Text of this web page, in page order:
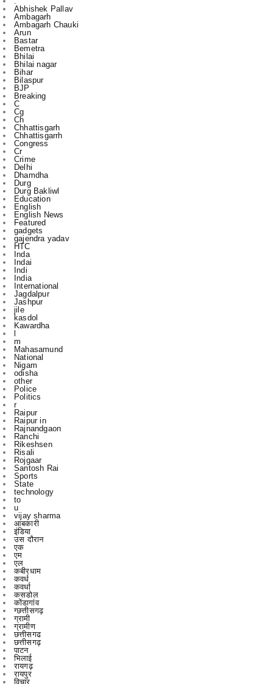
Bastar
Bemetra
Bhilai
Bhilai nagar
Bihar
Bilaspur
BJP
Breaking
C
Cg
Ch
Chhattisgarh
Chhattisgarrh
Congress
Cr
Crime
Delhi
Dhamdha
Durg
Durg Bakliwl
Education
English
English News
Featured
gadgets
gajendra yadav
HTC
Inda
Indai
Indi
India
International
Jagdalpur
Jashpur
jile
kasdol
Kawardha
l
m
Mahasamund
National
Nigam
odisha
other
Police
Politics
r
Raipur
Raipur in
Rajnandgaon
Ranchi
Rikeshsen
Risali
Rojgaar
Santosh Rai
Sports
State
technology
to
u
vijay sharma
आबकारी
इंडिया
उस दौरान
एक
एम
एल
कबीरधाम
कवर्ध
कवर्धा
कसडोल
कोंडागांव
ग्छत्तीसगढ़
ग्रामी
ग्रामीण
छत्तीसगढ
छत्तीसगढ़
पाटन
भिलाई
रायगढ़
रायपुर
विचार
विचार मंथन
विचारमंथन
शहर
शहरChhattisgarrh